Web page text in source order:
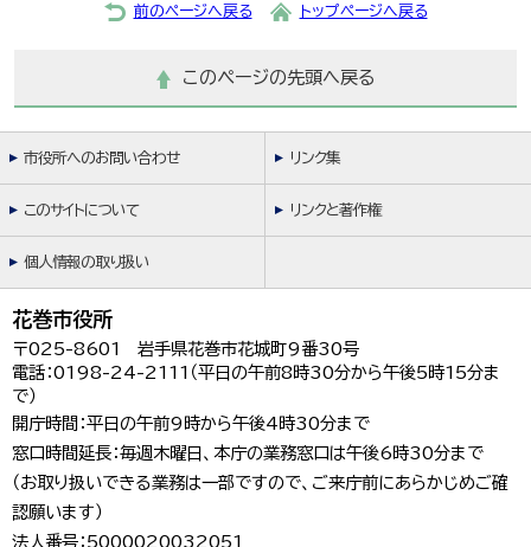
前のページへ戻る トップページへ戻る
このページの先頭へ戻る
市役所へのお問い合わせ リンク集
このサイトについて リンクと著作権
個人情報の取り扱い
花巻市役所
〒025-8601 岩手県花巻市花城町9番30号
電話：0198-24-2111（平日の午前8時30分から午後5時15分ま
で）
開庁時間：平日の午前9時から午後4時30分まで
窓口時間延長：毎週木曜日、本庁の業務窓口は午後6時30分まで
（お取り扱いできる業務は一部ですので、ご来庁前にあらかじめご確
認願います）
法人番号：5000020032051